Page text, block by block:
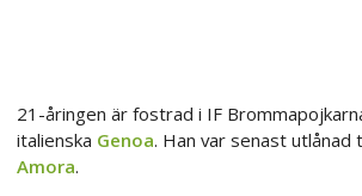
21-åringen är fostrad i IF
italienska Genoa. Han var senast utlånad
Amora.